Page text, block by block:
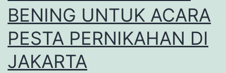
BENING UNTUK ACARA
PESTA PERNIKAHAN DI
JAKARTA